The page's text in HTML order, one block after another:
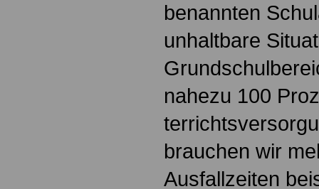
benannten
unhaltbare
nahezu 100
brauchen wir
Ausfallzeiten